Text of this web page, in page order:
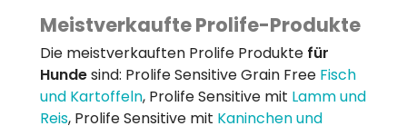
Meistverkaufte Prolife-Produkte
Die meistverkauften Prolife Produkte für
Hundesind: Prolife Sensitive Grain Free Fisch
und Kartoffeln, Prolife Sensitive mit Lamm und
Reis, Prolife Sensitive mit Kaninchen und